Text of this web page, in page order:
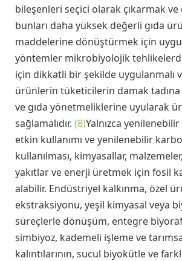
bileşenleri seçici olarak çıkarmak
bunları daha yüksek değerli gıda
maddelerine dönüştürmek için
yöntemler mikrobiyolojik
için dikkatli bir şekilde uygulanmalı
ürünlerin tüketicilerin damak tadına
ve gıda yönetmeliklerine uyularak
sağlamalıdır. (8)Yalnızca
etkin kullanımı ve yenilenebilir
kullanılması, kimyasallar,
yakıtlar ve enerji üretmek için fosil
alabilir. Endüstriyel kalkınma, özel
ekstraksiyonu, yeşil kimyasal veya
süreçlerle dönüşüm, entegre
simbiyoz, kademeli işleme ve
kalıntılarının, sucul biyokütle ve